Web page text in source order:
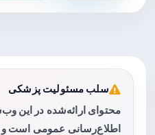
سلب مسئولیت پزشکی
محتوای ارائه‌شده در این
اطلاع‌رسانی عمومی است و